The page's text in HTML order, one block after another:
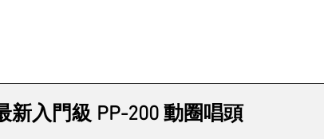
新入門級 PP-200 動圈唱頭